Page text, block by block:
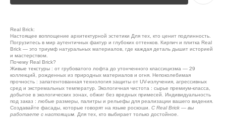
Real Brick:
Настоящее воплощение архитектурной эстетики Для тех, кто ценит подлинность.
Погрузитесь в мир аутентичных фактур и глубоких оттенков. Кирпич и плитка Real
Brick — это триумф натуральных материалов, где каждая деталь дышит историей
и мастерством.
Почему Real Brick?
Живые текстуры : от грубоватого лофта до утонченного классицизма — 29
коллекций, рожденных из природных материалов и огня. Непоколебимая
прочность : запатентованная технология защиты от UV-излучения, агрессивных
сред и экстремальных температур. Экологичная чистота : сырье премиум-класса,
добытое в экологических зонах, обжиг без вредных примесей. Индивидуальность
под заказ : любые размеры, палитры и рельефы для реализации вашего видения.
Создавайте фасады, которые говорят на языке роскоши. С Real Brick — вы
работаете с настоящим.
Для тех, кто выбирает только достойное.